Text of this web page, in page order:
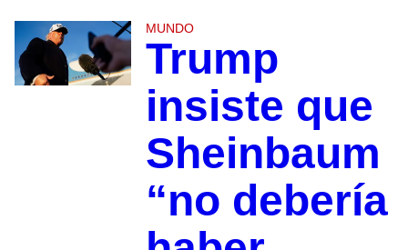
MUNDO
Trump
insiste que
Sheinbaum
“no debería